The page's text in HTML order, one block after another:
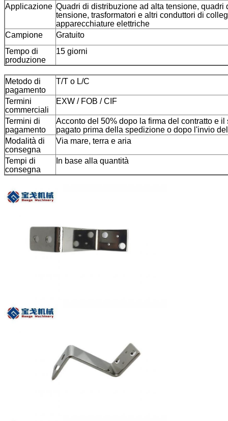
Applicazione Quadri di distribuzione ad alta tensione, quadri
tensione, trasformatori e altri conduttori di
apparecchiature elettriche
Campione
Gratuito
Tempo di
produzione
15 giorni
Metodo di
pagamento
T/T o L/C
Termini
commerciali
EXW / FOB / CIF
Termini di
pagamento
Acconto del 50% dopo la firma del contratto e
pagato prima della spedizione o dopo l'invio
Modalità di
consegna
Via mare, terra e aria
Tempi di
consegna
In base alla quantità